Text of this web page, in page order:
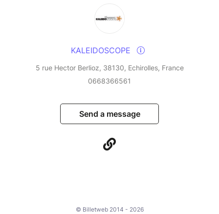
KALEIDOSCOPE
5 rue Hector Berlioz, 38130, Echirolles, France
0668366561
Send a message
© Billetweb 2014 - 2026